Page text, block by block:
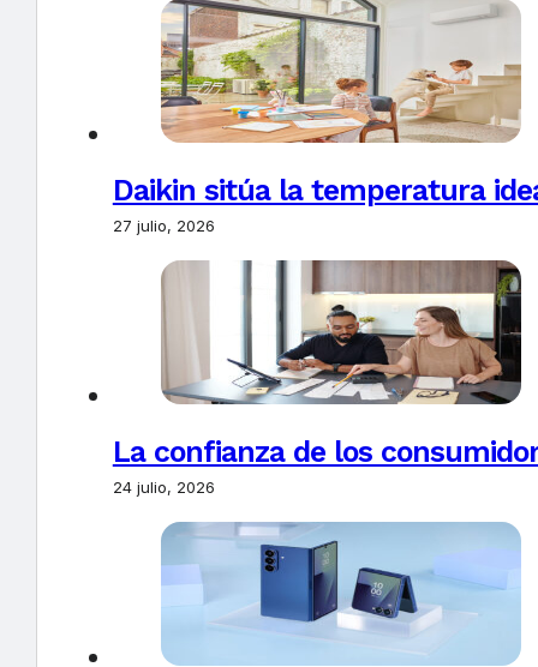
Daikin sitúa la temperatura
27 julio, 2026
La confianza de los
24 julio, 2026